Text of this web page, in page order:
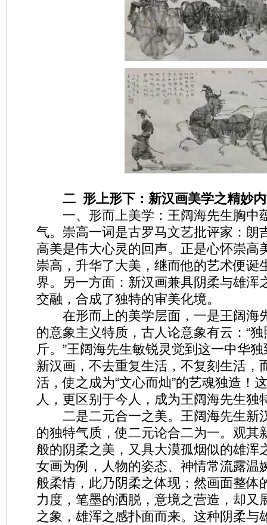
二 形上形下：新汉画美学之精妙
一、形而上美学：王阔海先生胸中
气。崇高一词是古罗马文艺批评家：朗
高美是伟大心灵的回声。正是心怀崇高
崇高，升华了大美，继而他的艺术便诞
界。另一方面：新汉画兼具阴柔与雄浑
交融，合成了独特的审美化境。
在形而上的美学层面，一是王阔海
的意象主义特质，古人论意象有云：“
斤。”王阔海先生敏锐灵觉到这一中华
新汉画，不去重复生活，不复刻生活，
活，使之成为“文心而灿”的艺魂独造！
人，更区别于今人，成为王阔海先生独
二是二元合一之美。王阔海先生新
的独特气质，使二元论合二为一。观其
般的阴柔之美，又具大漠孤烟似的雄浑
女画为例，人物的姿态、神情常流露温
般柔情，此乃阴柔之体现；然画面整体
力度，笔墨的洒脱，意境之营造，却又
之象，雄浑之感扑面而来。这种阴柔与